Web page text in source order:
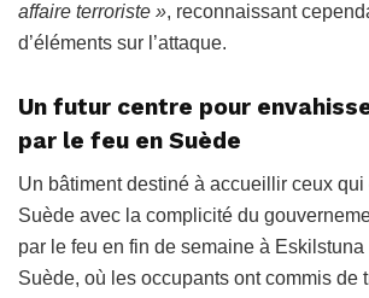
affaire terroriste », reconnaissant
d’éléments sur l’attaque.
Un futur centre pour
par le feu en Suède
Un bâtiment destiné à accueillir ceux
Suède avec la complicité du
par le feu en fin de semaine à Eskilstuna
Suède, où les occupants ont commis de